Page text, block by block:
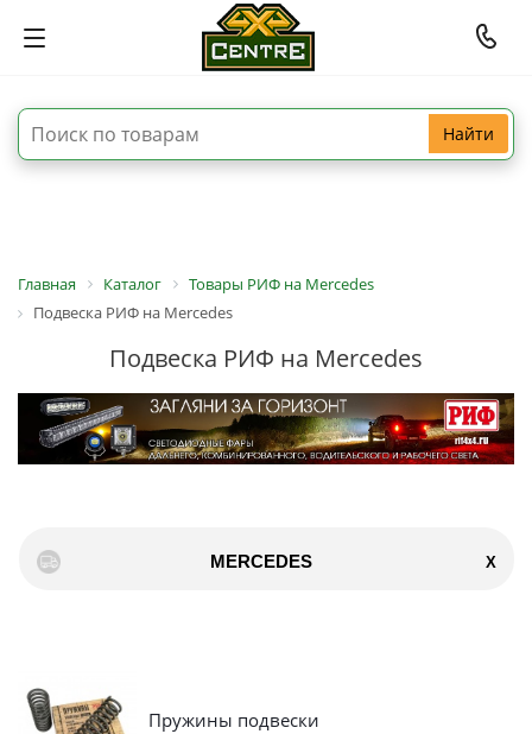
Найти
Главная Каталог
Товары РИФ на Mercedes
Подвеска РИФ на Mercedes
Подвеска РИФ на Mercedes
MERCEDES X
Пружины подвески